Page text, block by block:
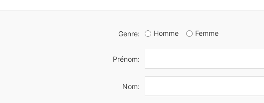
Genre: Homme Femme
Prénom:
Nom: